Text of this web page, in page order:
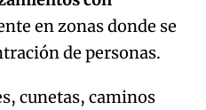
en zonas donde se
de personas.
cunetas, caminos